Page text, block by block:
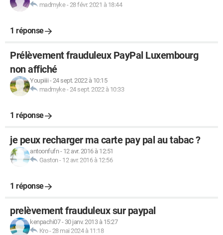
madmyke-28 févr. 2021 à 18:44
1 réponse
Prélèvement frauduleux PayPal Luxembourg
non affiché
Youpiiii -24 sept. 2022 à 10:15
madmyke-24 sept. 2022 à 10:33
1 réponse
je peux recharger ma carte pay pal au tabac ?
antoonfufn- 12 avr. 2016 à 12:51
Gaston- 12 avr. 2016 à 12:56
1 réponse
prelèvement frauduleux sur paypal
kenpachi07- 30 janv. 2013 à 15:27
Kro-28 mai 2024 à 11:18